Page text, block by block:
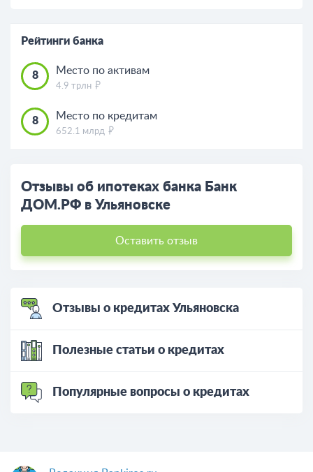
Рейтинги банка
8 Место по активам
4.9 трлн
8 Место по кредитам
652.1 млрд
Отзывы об ипотеках банка Банк
ДОМ.РФ в Ульяновске
Оставить отзыв
Отзывы о кредитах Ульяновска
Полезные статьи о кредитах
Популярные вопросы о кредитах